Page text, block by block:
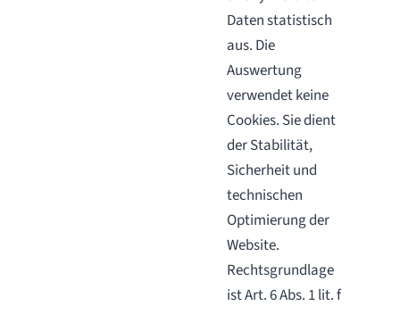
Daten statistisch
aus. Die
Auswertung
verwendet keine
Cookies. Sie dient
der Stabilität,
Sicherheit und
technischen
Optimierung der
Website.
Rechtsgrundlage
ist Art. 6 Abs. 1 lit. f